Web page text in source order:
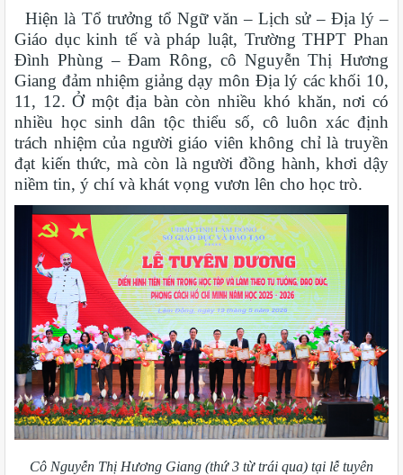
Hiện là Tổ trưởng tổ Ngữ văn – Lịch sử – Địa lý –
Giáo dục kinh tế và pháp luật, Trường THPT Phan
Đình Phùng – Đam Rông, cô Nguyễn Thị Hương
Giang đảm nhiệm giảng dạy môn Địa lý các khối 10,
11, 12. Ở một địa bàn còn nhiều khó khăn, nơi có
nhiều học sinh dân tộc thiểu số, cô luôn xác định
trách nhiệm của người giáo viên không chỉ là truyền
đạt kiến thức, mà còn là người đồng hành, khơi dậy
niềm tin, ý chí và khát vọng vươn lên cho học trò.
Cô Nguyễn Thị Hương Giang (thứ 3 từ trái qua) tại lễ tuyên